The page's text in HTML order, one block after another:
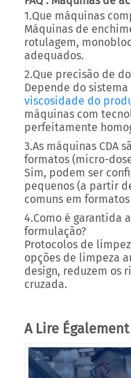
1.Que máquinas
Máquinas de
rotulagem,
adequados.
2.Que precisão de
Depende do
viscosidade do
máquinas com
perfeitamente
3.As máquinas CDA
formatos (micro-
Sim, podem ser
pequenos (a partir
comuns em
4.Como é garantida
formulação?
Protocolos de
opções de limpeza
design, reduzem os
cruzada.
A Lire